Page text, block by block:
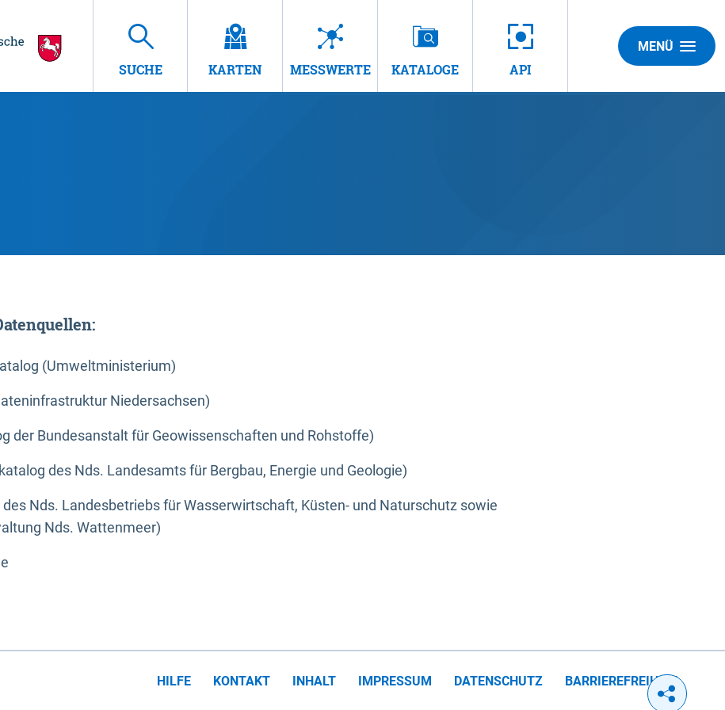
SUCHE KARTEN MESSWERTE KATALOGE API
MENÜ
(Umweltministerium)
Niedersachsen)
der Bundesanstalt für Geowissenschaften und Rohstoffe)
des Nds. Landesamts für Bergbau, Energie und Geologie)
des Nds. Landesbetriebs für Wasserwirtschaft, Küsten- und Naturschutz sowie
Nds. Wattenmeer)
HILFE KONTAKT INHALT IMPRESSUM DATENSCHUTZ BARRIEREFREIHEIT